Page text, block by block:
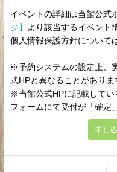
イベントの詳細は当館公式
ジ】
より該当するイベント
個人情報保護方針について
※予約システムの設定上、
式HPと異なることがありま
※当館公式HPに記載してい
フォームにて受付が「確定
申し